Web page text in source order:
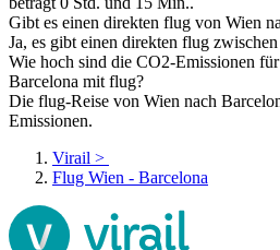
Gibt es einen direkten flug von Wien
Ja, es gibt einen direkten flug
Wie hoch sind die CO2-Emissionen
Barcelona mit flug?
Die flug-Reise von Wien nach
Emissionen.
Virail >
Flug Wien - Barcelona